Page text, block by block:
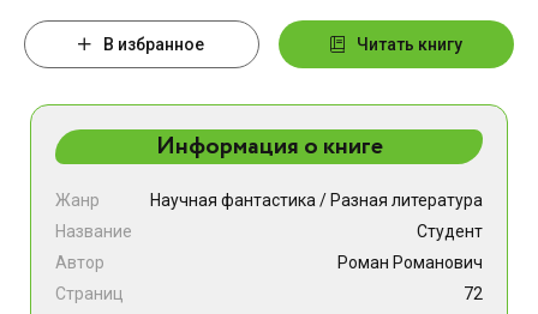
В избранное Читать книгу
Информация о книге
Жанр Научная фантастика / Разная литература
Название
Студент
Автор
Роман Романович
Страниц
72